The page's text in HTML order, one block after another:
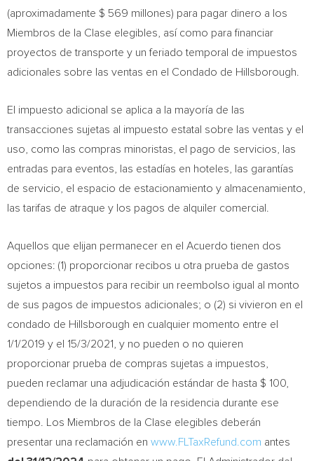
(aproximadamente $ 569 millones) para pagar dinero a los
Miembros de la Clase elegibles, así como para financiar
proyectos de transporte y un feriado temporal de impuestos
adicionales sobre las ventas en el Condado de Hillsborough
El impuesto adicional se aplica a la mayoría de las
transacciones sujetas al impuesto estatal sobre las ventas y el
uso, como las compras minoristas, el pago de servicios, las
entradas para eventos, las estadías en hoteles, las garantías
de servicio, el espacio de estacionamiento y almacenamiento,
las tarifas de atraque y los pagos de alquiler comercial.
Aquellos que elijan permanecer en el Acuerdo tienen dos
opciones: (1) proporcionar recibos u otra prueba de gastos
sujetos a impuestos para recibir un reembolso igual al monto
de sus pagos de impuestos adicionales; o (2) si vivieron en el
condado de Hillsborough en cualquier momento entre el
1/1/2019 y el 15/3/2021, y no pueden o no quieren
proporcionar prueba de compras sujetas a impuestos,
pueden reclamar una adjudicación estándar de hasta $ 100
dependiendo de la duración de la residencia durante ese
tiempo. Los Miembros de la Clase elegibles deberán
presentar una reclamación en www.FLTaxRefund.com antes